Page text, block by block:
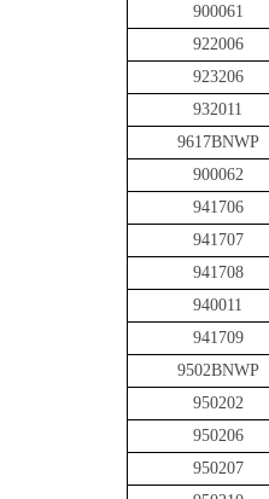
900061
922006
923206
932011
9617BNWP
900062
941706
941707
941708
940011
941709
9502BNWP
950202
950206
950207